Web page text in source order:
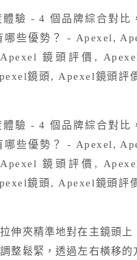
伸夾精準地對在主鏡頭上
整鬆緊，透過左右橫移的